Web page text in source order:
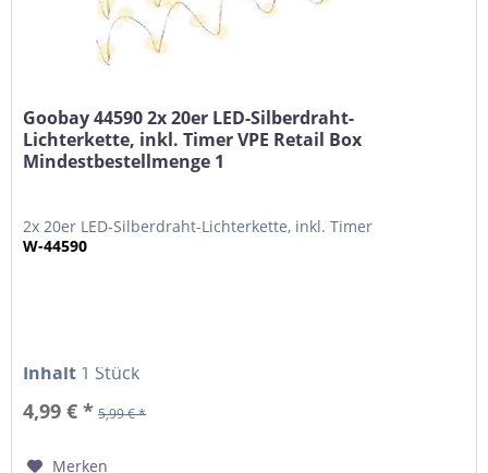
Goobay 44590 2x 20er LED-Silberdraht-
Lichterkette, inkl. Timer VPE Retail Box
Mindestbestellmenge 1
2x 20er LED-Silberdraht-Lichterkette, inkl. Timer
W-44590
Inhalt 1 Stück
4,99 € * 5,99 € *
Merken